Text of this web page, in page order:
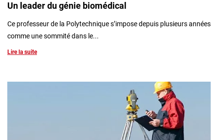
Un leader du génie biomédical
Ce professeur de la Polytechnique s’impose depuis plusieurs années
comme une sommité dans le...
Lire la suite